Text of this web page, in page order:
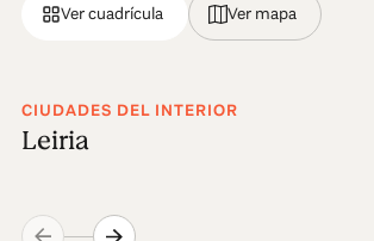
Ver cuadrícula Ver mapa
CIUDADES DEL INTERIOR
Leiria